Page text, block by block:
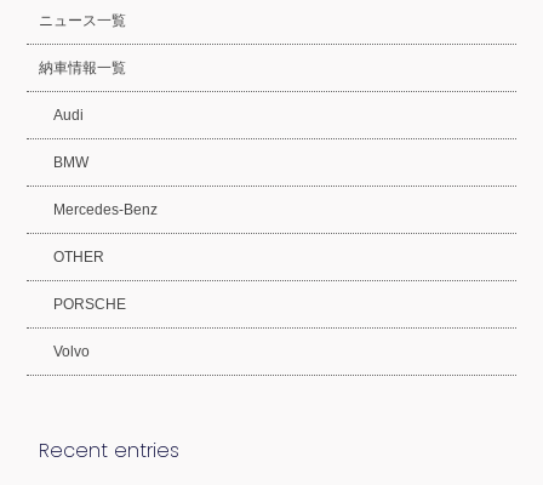
ニュース一覧
納車情報一覧
Audi
BMW
Mercedes-Benz
OTHER
PORSCHE
Volvo
Recent entries